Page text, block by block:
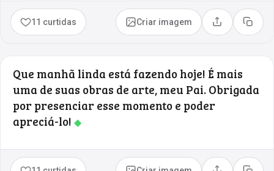
11 curtidas Criar imagem Compartilhar
Copiar
Que manhã linda está fazendo hoje! É mais
uma de suas obras de arte, meu Pai. Obrigada
por presenciar esse momento e poder
apreciá-lo! ◆